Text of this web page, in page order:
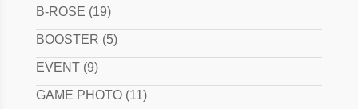
B-ROSE (19)
BOOSTER (5)
EVENT (9)
GAME PHOTO(11)